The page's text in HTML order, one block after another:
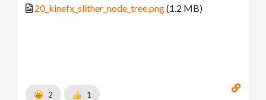
20_kinefx_slither_node_tree.png(1.2 MB)
2 1